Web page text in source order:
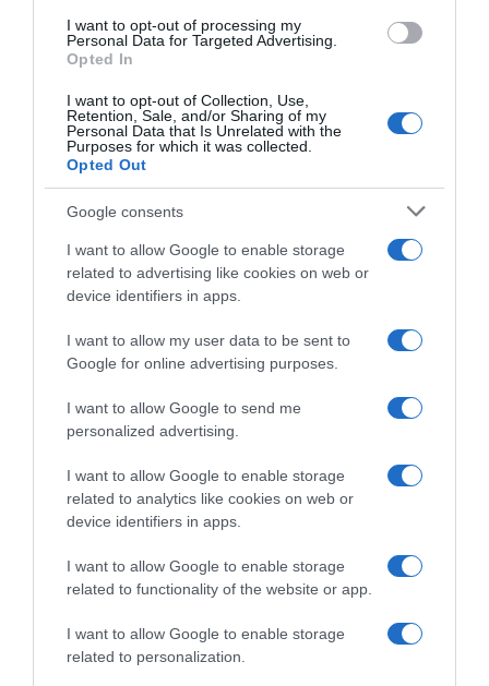
I want to opt-out of processing my
Personal Data for Targeted Advertising.
Opted In
I want to opt-out of Collection, Use,
Retention, Sale, and/or Sharing of my
Personal Data that Is Unrelated with the
Purposes for which it was collected.
Opted Out
Google consents
I want to allow Google to enable storage
related to advertising like cookies on web or
device identifiers in apps.
I want to allow my user data to be sent to
Google for online advertising purposes.
I want to allow Google to send me
personalized advertising.
I want to allow Google to enable storage
related to analytics like cookies on web or
device identifiers in apps.
I want to allow Google to enable storage
related to functionality of the website or app.
I want to allow Google to enable storage
related to personalization.
ΣΧΟΛΙΑ